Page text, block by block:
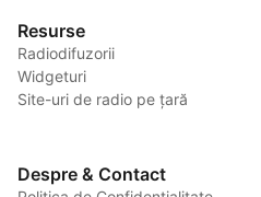
Resurse
Radiodifuzorii
Widgeturi
Site-uri de radio pe țară
Despre & Contact